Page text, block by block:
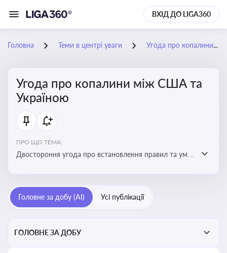
ВХІД ДО LIGA360
Головна Теми в центрі уваги Угода про копалини між США та Україною
Угода про копалини між США та
Україною
ПРО ЩО ТЕМА:
Двостороння угода про встановлення правил та умов
перспективи України
Головне за добу (AI) Усі публікації
ГОЛОВНЕ ЗА ДОБУ